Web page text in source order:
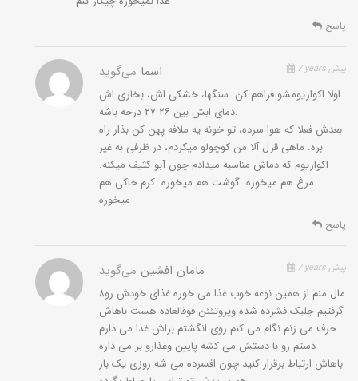
پاسخ
اسما می‌گوید 7 years پیش
اولا اکواریومشو فراهم کن. سنگها، خشکی اش، بخاری اش
دمای ابش بین ۲۶ ۲۷ درجه باشه.
بعدش فعلا که هوا سرده، تو خونه یه ملافه پهن کن بذار راه
بره. ماهی قزل آلا من کوچولو میکردم، در ظرفی به غیر
اکواریوم که دماش مناسبه میدادم چون آبو کثیف میکنه.
مرغ هم میخوره. گوشت هم میخوره. کرم خاکی هم
میخوره
پاسخ
مامان افشین می‌گوید 7 years پیش
۸مال منم از همین نوعه خوب غذا می خوره غذای خودش رو
گرفتیم جلبک فشرده شده وپروتئئن فوقالعاده هست باهاش
حرف می زنم نگام می کنم روی انگشتم براش غذا می ذارم
دستم رو با دستش می کشه پایین وغذارو بر می داره
باهاش ارتباط برقرار کنید چون افسرده می شه روزی یک بار